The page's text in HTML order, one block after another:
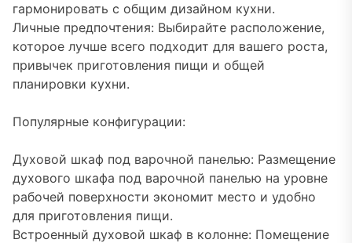
гармонировать с общим дизайном кухни.
Личные предпочтения: Выбирайте расположение,
которое лучше всего подходит для вашего роста,
привычек приготовления пищи и общей
планировки кухни.
Популярные конфигурации:
Духовой шкаф под варочной панелью: Размещение
духового шкафа под варочной панелью на уровне
рабочей поверхности экономит место и удобно
для приготовления пищи.
Встроенный духовой шкаф в колонне: Помещение